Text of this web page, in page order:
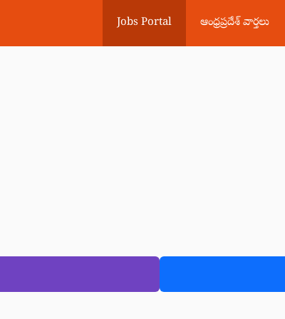
Jobs Portal ఆంధ్రప్రదేశ్ వార్తలు